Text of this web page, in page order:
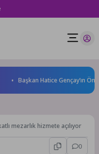
Başkan Hatice Gençay’ın
mezarlık hizmete açılıyor
0